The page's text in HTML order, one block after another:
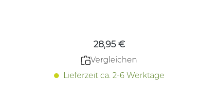
28,95 €
Vergleichen
Lieferzeit ca. 2-6 Werktage